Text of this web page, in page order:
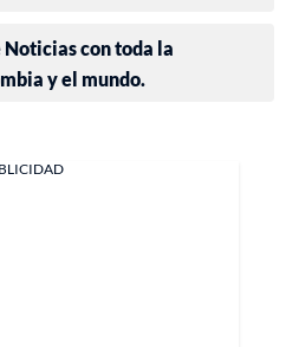
con toda la
y el mundo.